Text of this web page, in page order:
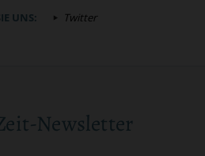
UNS: Twitter
Newsletter